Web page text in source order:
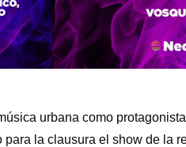
urbana como
la clausura el show de la